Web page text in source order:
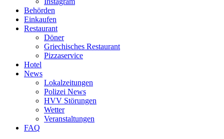
Behörden
Einkaufen
Restaurant
Döner
Griechisches Restaurant
Pizzaservice
Hotel
News
Lokalzeitungen
Polizei News
HVV Störungen
Wetter
Veranstaltungen
FAQ